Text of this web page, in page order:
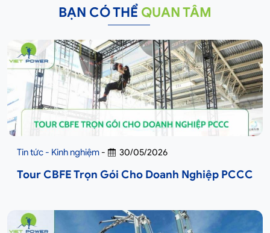
BẠN CÓ THỂ QUAN TÂM
Tin tức - Kinh nghiệm - 30/05/2026
Tour CBFE Trọn Gói Cho Doanh Nghiệp PCCC